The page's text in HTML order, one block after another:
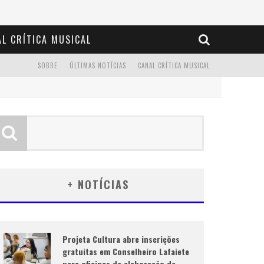
CRÍTICA MUSICAL
CANAL CRÍTICA MUSICAL
ÚLTIMAS NOTÍCIAS
SOBRE
+ NOTÍCIAS
Projeta Cultura abre inscrições
gratuitas em Conselheiro Lafaiete